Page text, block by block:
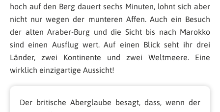
hoch auf den Berg dauert sechs Minuten, lohnt sich aber
nicht nur wegen der munteren Affen. Auch ein Besuch
der alten Araber-Burg und die Sicht bis nach Marokko
sind einen Ausflug wert. Auf einen Blick seht ihr drei
Länder, zwei Kontinente und zwei Weltmeere. Eine
wirklich einzigartige Aussicht!
Der britische Aberglaube besagt, dass, wenn der